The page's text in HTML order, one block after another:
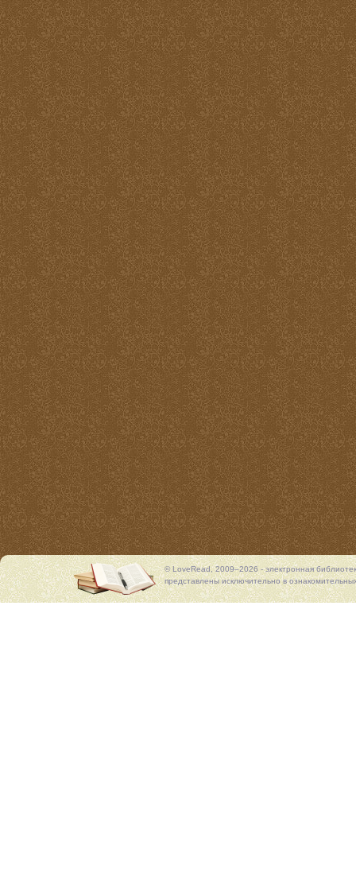
© LoveRead, 2009–2026 - электронная
представлены исключительно в